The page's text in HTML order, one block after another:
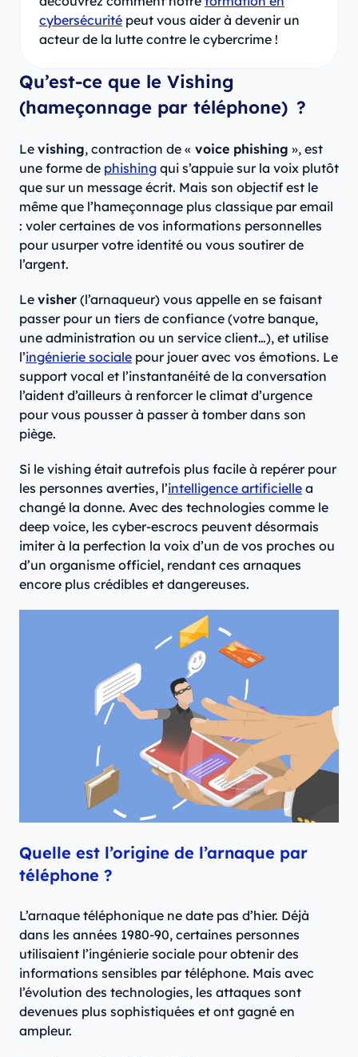
cybersécurité peut vous aider à devenir un
acteur de la lutte contre le cybercrime !
Qu’est-ce que le Vishing
(hameçonnage par téléphone) ?
Le vishing, contraction de « voice phishing », est
une forme de phishing qui s’appuie sur la voix plutôt
que sur un message écrit. Mais son objectif est le
même que l’hameçonnage plus classique par email
: voler certaines de vos informations personnelles
pour usurper votre identité ou vous soutirer de
l’argent.
Le visher (l’arnaqueur) vous appelle en se faisant
passer pour un tiers de confiance (votre banque,
une administration ou un service client…), et utilise
l’ingénierie sociale pour jouer avec vos émotions. Le
support vocal et l’instantanéité de la conversation
l’aident d’ailleurs à renforcer le climat d’urgence
pour vous pousser à passer à tomber dans son
piège.
Si le vishing était autrefois plus facile à repérer pour
les personnes averties, l’intelligence artificielle a
changé la donne. Avec des technologies comme le
deep voice, les cyber-escrocs peuvent désormais
imiter à la perfection la voix d’un de vos proches ou
d’un organisme officiel, rendant ces arnaques
encore plus crédibles et dangereuses.
Quelle est l’origine de l’arnaque par
téléphone ?
L’arnaque téléphonique ne date pas d’hier. Déjà
dans les années 1980-90, certaines personnes
utilisaient l’ingénierie sociale pour obtenir des
informations sensibles par téléphone. Mais avec
l’évolution des technologies, les attaques sont
devenues plus sophistiquées et ont gagné en
ampleur.